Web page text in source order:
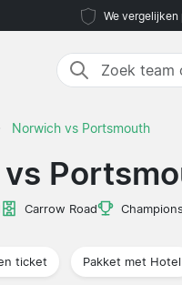
We
Norwich vs Portsmouth
Carrow Road
ticket Pakket met Hotel